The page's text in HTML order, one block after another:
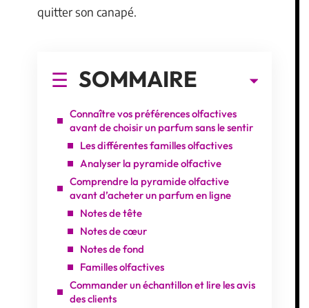
quitter son canapé.
SOMMAIRE
Connaître vos préférences olfactives
avant de choisir un parfum sans le sentir
Les différentes familles olfactives
Analyser la pyramide olfactive
Comprendre la pyramide olfactive
avant d’acheter un parfum en ligne
Notes de tête
Notes de cœur
Notes de fond
Familles olfactives
Commander un échantillon et lire les avis
des clients